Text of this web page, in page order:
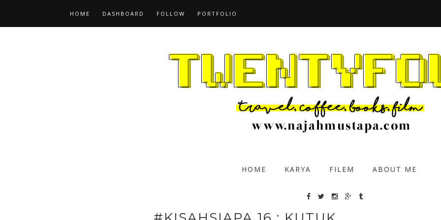
HOME DASHBOARD FOLLOW PORTFOLIO
HOME KARYA FILEM ABOUT ME